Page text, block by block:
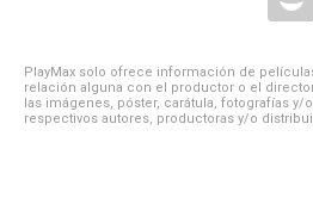
PlayMax solo ofrece información de
relación alguna con el productor o el
las imágenes, póster, carátula, fotografías
respectivos autores, productoras y/o